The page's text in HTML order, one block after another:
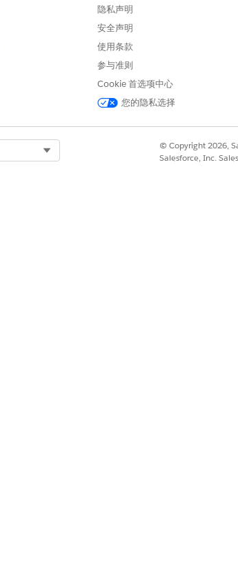
操作类型
隐私声明
安全声明
使用条款
参与准则
Cookie 首选项中心
您的隐私选择
© Copyright 2026,
Salesforce, Inc.